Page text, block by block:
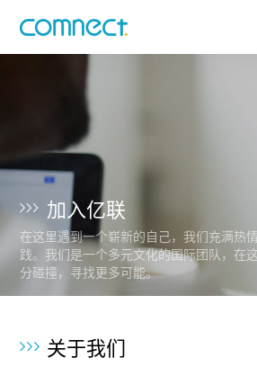
加入亿联
在这里遇到一个崭新的自己，我们充满热
践。我们是一个多元文化的国际团队，在
分碰撞，寻找更多可能。
关于我们